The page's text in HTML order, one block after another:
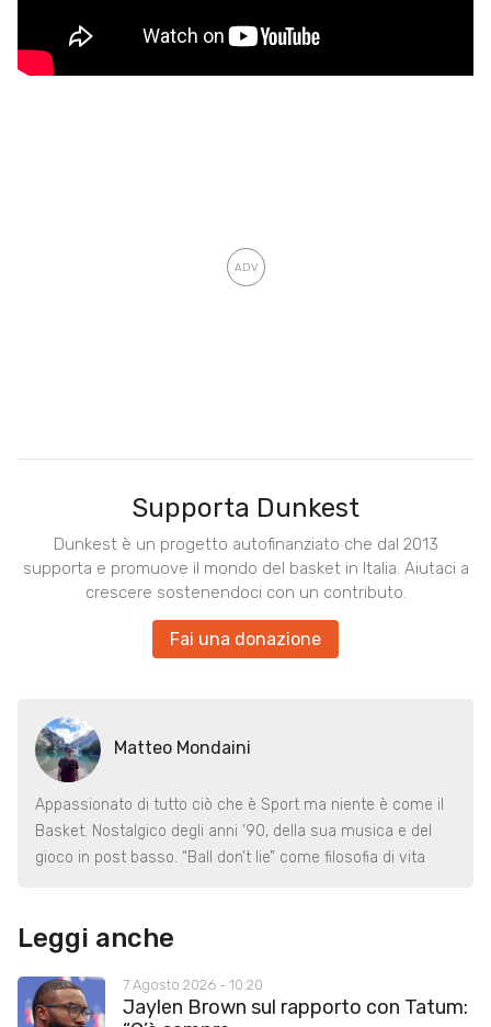
Supporta Dunkest
Dunkest è un progetto autofinanziato che dal 2013
supporta e promuove il mondo del basket in Italia. Aiutaci a
crescere sostenendoci con un contributo.
Fai una donazione
Matteo Mondaini
Appassionato di tutto ciò che è Sport ma niente è come il
Basket. Nostalgico degli anni ’90, della sua musica e del
gioco in post basso. “Ball don’t lie” come filosofia di vita
Leggi anche
7 Agosto 2026 - 10:20
Jaylen Brown sul rapporto con Tatum: